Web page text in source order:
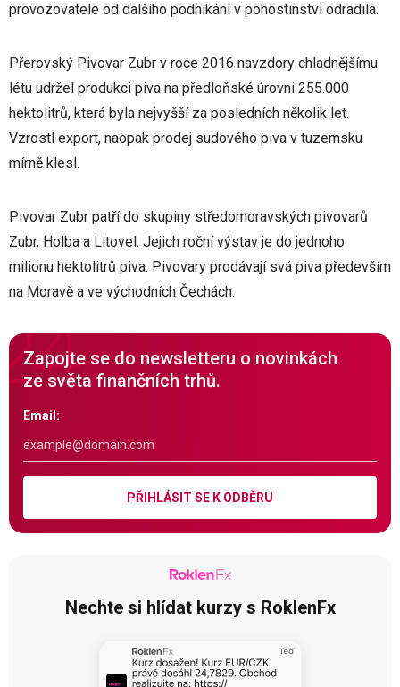
provozovatele od dalšího podnikání v pohostinství odradila.
Přerovský Pivovar Zubr v roce 2016 navzdory chladnějšímu
létu udržel produkci piva na předloňské úrovni 255.000
hektolitrů, která byla nejvyšší za posledních několik let.
Vzrostl export, naopak prodej sudového piva v tuzemsku
mírně klesl.
Pivovar Zubr patří do skupiny středomoravských pivovarů
Zubr, Holba a Litovel. Jejich roční výstav je do jednoho
milionu hektolitrů piva. Pivovary prodávají svá piva především
na Moravě a ve východních Čechách.
Zapojte se do newsletteru o novinkách
ze světa finančních trhů.
Email:
PŘIHLÁSIT SE K ODBĚRU
Nechte si hlídat kurzy s RoklenFx